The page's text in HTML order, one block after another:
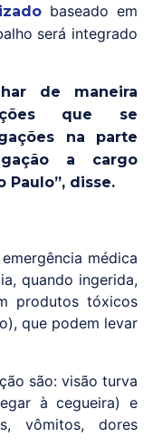
baseado em
será integrado
de maneira
que se
na parte
a cargo
Paulo”, disse.
médica
quando ingerida,
produtos tóxicos
que podem levar
são: visão turva
à cegueira) e
vômitos, dores